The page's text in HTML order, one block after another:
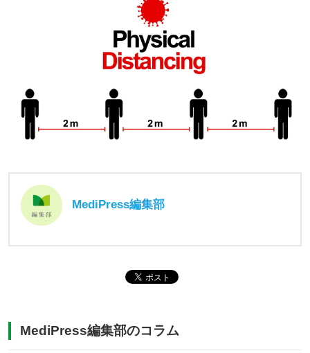
MediPress編集部
MediPress編集部のコラム